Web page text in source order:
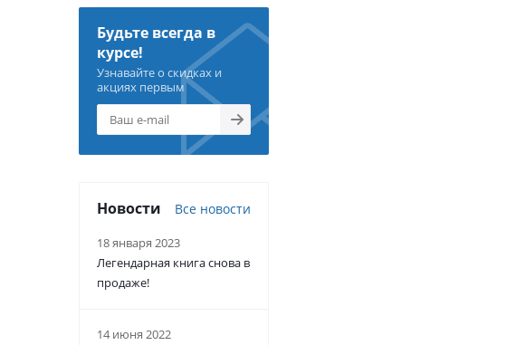
Будьте всегда в
курсе!
Узнавайте о скидках и
акциях первым
Новости Все новости
18 января 2023
Легендарная книга снова в
продаже!
14 июня 2022